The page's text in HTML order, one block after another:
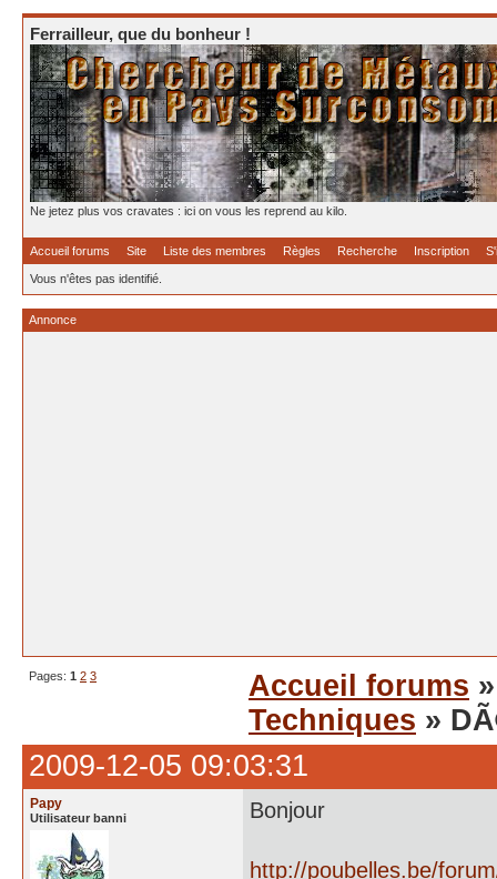
Ferrailleur, que du bonheur !
Ne jetez plus vos cravates : ici on vous les reprend au kilo.
Accueil forums Site Liste des membres Règles Recherche Inscription
Vous n'êtes pas identifié.
Annonce
Pages: 1 2 3 Accueil forums
Techniques »
2009-12-05 09:03:31
Papy
Utilisateur banni Bonjour
http://poubelles.be/